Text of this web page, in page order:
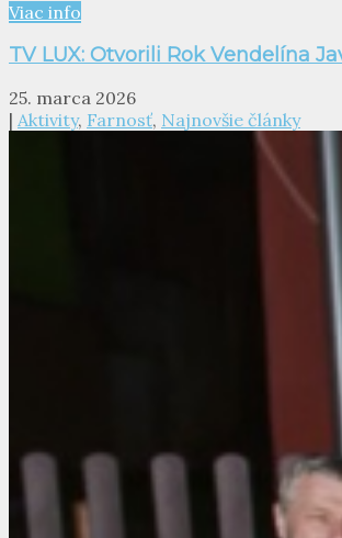
Viac info
TV LUX: Otvorili Rok Vendelína
25. marca 2026
| Aktivity, Farnosť, Najnovšie články